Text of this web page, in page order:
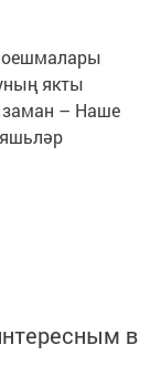
оешмалары
якты
заман – Наше
в